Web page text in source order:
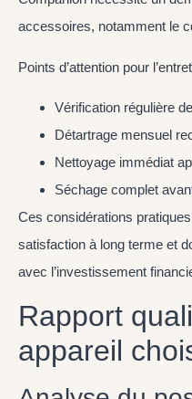
accessoires, notamment le
Points d’attention pour
Vérification régulière
Détartrage mensuel
Nettoyage immédiat
Séchage complet
Ces considérations
satisfaction à long terme et
avec l’investissement
Rapport
appareil